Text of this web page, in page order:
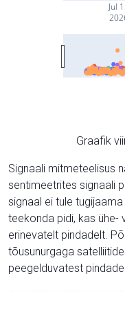
Jul
Graafik
Signaali mitmeteelisus
sentimeetrites signaali
signaal ei tule
teekonda pidi, kas ühe-
erinevatelt pindadelt.
tõusunurgaga
peegelduvatest